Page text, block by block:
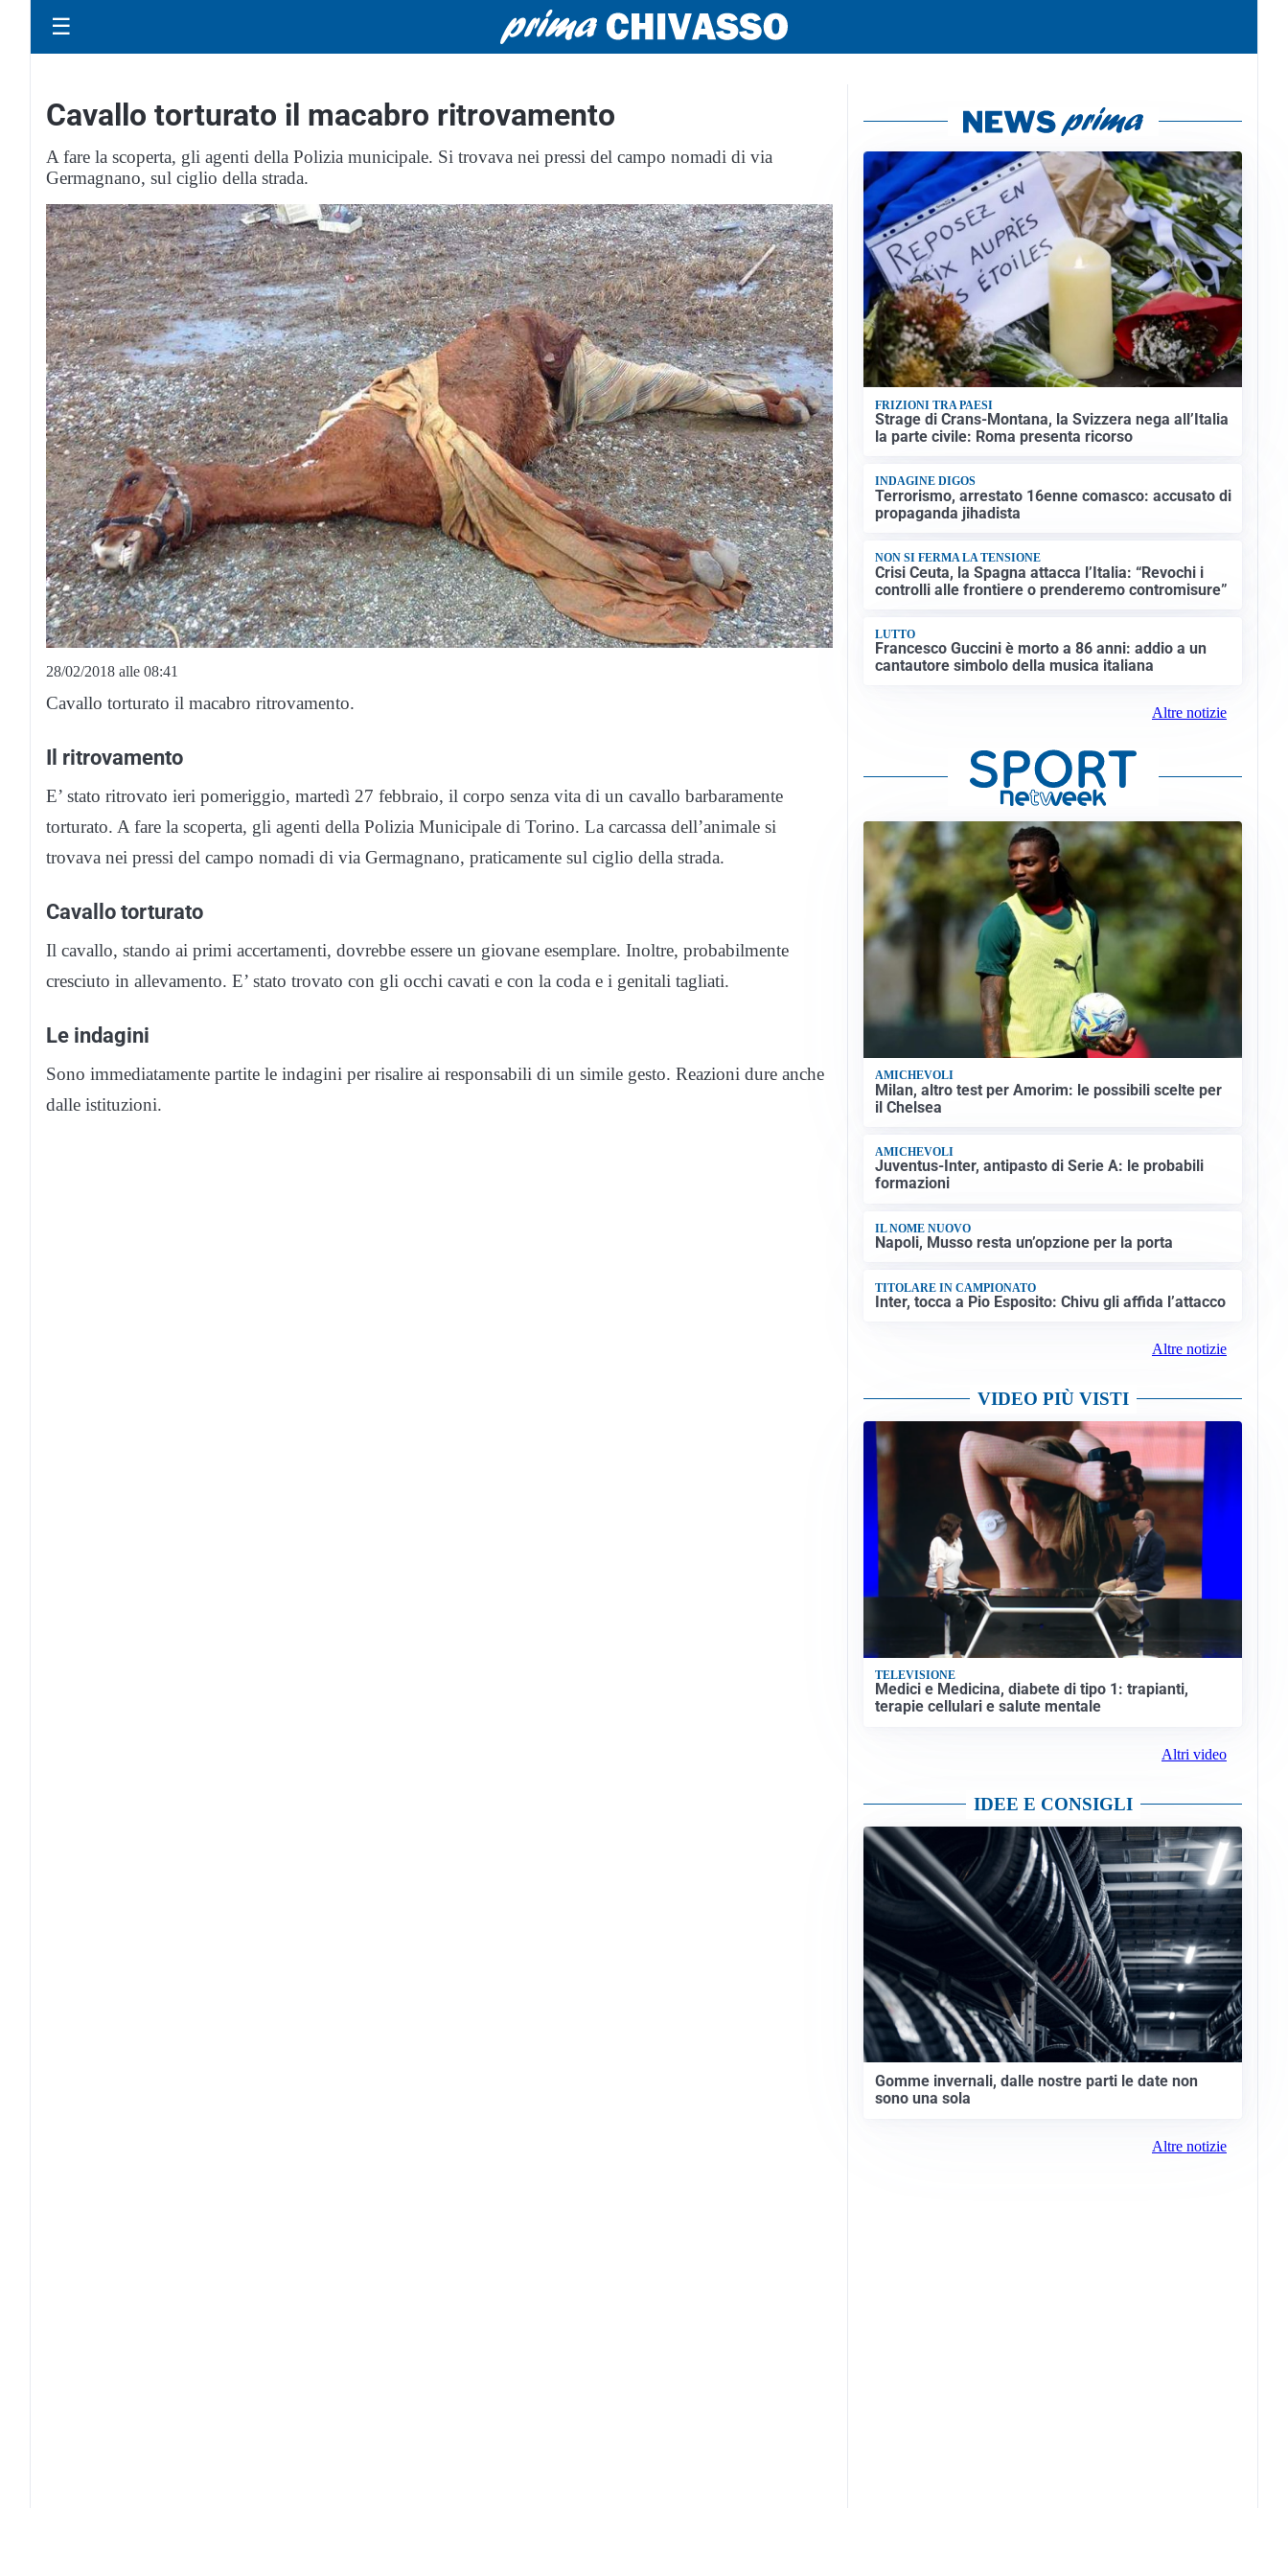
☰
Cavallo torturato il macabro ritrovamento
A fare la scoperta, gli agenti della Polizia municipale. Si trovava nei pressi del campo nomadi di via
Germagnano, sul ciglio della strada.
28/02/2018 alle 08:41
Cavallo torturato il macabro ritrovamento.
Il ritrovamento
E’ stato ritrovato ieri pomeriggio, martedì 27 febbraio, il corpo senza vita di un cavallo barbaramente
torturato. A fare la scoperta, gli agenti della Polizia Municipale di Torino. La carcassa dell’animale si
trovava nei pressi del campo nomadi di via Germagnano, praticamente sul ciglio della strada.
Cavallo torturato
Il cavallo, stando ai primi accertamenti, dovrebbe essere un giovane esemplare. Inoltre, probabilmente
cresciuto in allevamento. E’ stato trovato con gli occhi cavati e con la coda e i genitali tagliati.
Le indagini
Sono immediatamente partite le indagini per risalire ai responsabili di un simile gesto. Reazioni dure anche
dalle istituzioni.
FRIZIONI TRA PAESI
Strage di Crans-Montana, la Svizzera nega all’Italia
la parte civile: Roma presenta ricorso
INDAGINE DIGOS
Terrorismo, arrestato 16enne comasco: accusato di
propaganda jihadista
NON SI FERMA LA TENSIONE
Crisi Ceuta, la Spagna attacca l’Italia: “Revochi i
controlli alle frontiere o prenderemo contromisure”
LUTTO
Francesco Guccini è morto a 86 anni: addio a un
cantautore simbolo della musica italiana
Altre notizie
AMICHEVOLI
Milan, altro test per Amorim: le possibili scelte per
il Chelsea
AMICHEVOLI
Juventus-Inter, antipasto di Serie A: le probabili
formazioni
IL NOME NUOVO
Napoli, Musso resta un’opzione per la porta
TITOLARE IN CAMPIONATO
Inter, tocca a Pio Esposito: Chivu gli affida l’attacco
Altre notizie
VIDEO PIÙ VISTI
TELEVISIONE
Medici e Medicina, diabete di tipo 1: trapianti,
terapie cellulari e salute mentale
Altri video
IDEE E CONSIGLI
Gomme invernali, dalle nostre parti le date non
sono una sola
Altre notizie